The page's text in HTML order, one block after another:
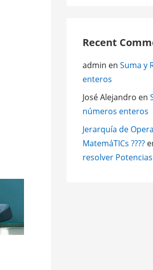
Recent
admin en Suma y
enteros
José Alejandro en
números enteros
Jerarquía de
MatemáTICs ????
resolver Potencias